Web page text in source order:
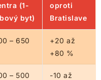
(1-
byt)
oproti
Bratislave
– 650
+20 až
+80 %
– 500
-10 až